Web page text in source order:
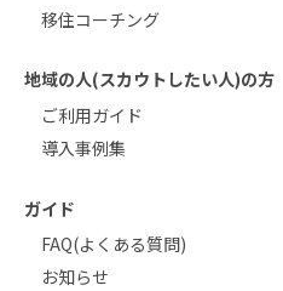
移住コーチング
地域の人(スカウトしたい人)の方
ご利用ガイド
導入事例集
ガイド
FAQ(よくある質問)
お知らせ